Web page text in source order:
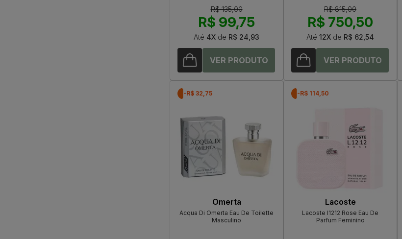
R$ 135,00
R$ 99,75
Até 4X de R$ 24,93
R$ 815,00
R$ 750,50
Até 12X de R$ 62,54
-R$ 32,75
Omerta
Acqua Di Omerta Eau De Toilette
Masculino
-R$ 114,50
Lacoste
Lacoste l1212 Rose Eau De
Parfum Feminino